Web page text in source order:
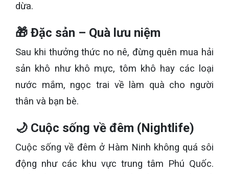
dừa.
🎁 Đặc sản – Quà lưu niệm
Sau khi thưởng thức no nê, đừng quên mua hải
sản khô như khô mực, tôm khô hay các loại
nước mắm, ngọc trai về làm quà cho người
thân và bạn bè.
🌙 Cuộc sống về đêm (Nightlife)
Cuộc sống về đêm ở Hàm Ninh không quá sôi
động như các khu vực trung tâm Phú Quốc.